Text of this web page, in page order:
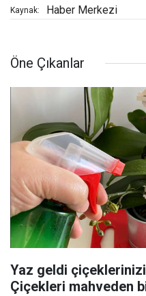
Kaynak: Haber Merkezi
Öne Çıkanlar
Yaz geldi
Çiçekleri mahveden